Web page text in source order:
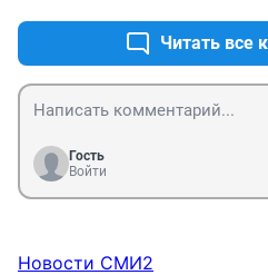
Читать все
Гость
Войти
Новости СМИ2